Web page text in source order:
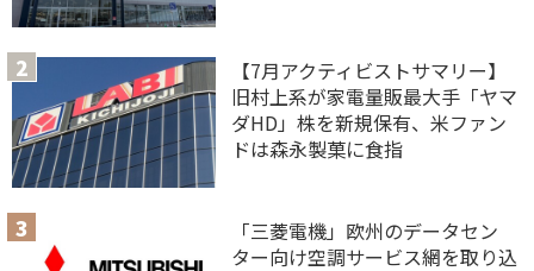
【7月アクティビストサマリー】
旧村上系が家電量販最大手「ヤマ
ダHD」株を新規保有、米ファン
ドは森永製菓に食指
「三菱電機」欧州のデータセン
ター向け空調サービス網を取り込